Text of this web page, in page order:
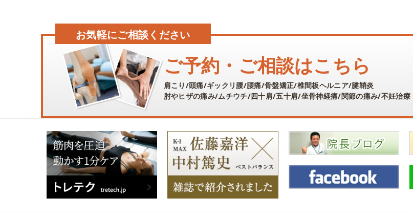
お気軽にご相談ください
ご予約・ご相談はこちら
肩こり/頭痛/ギックリ腰/腰痛/骨盤矯正/椎間板ヘルニア/腱鞘炎
肘やヒザの痛み/ムチウチ/四十肩/五十肩/坐骨神経痛/関節の痛み/不妊治療